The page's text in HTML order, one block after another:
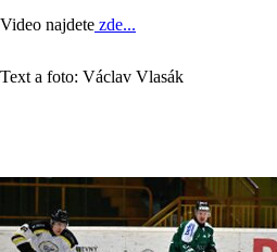
Video najdete zde...
Text a foto: Václav Vlasák